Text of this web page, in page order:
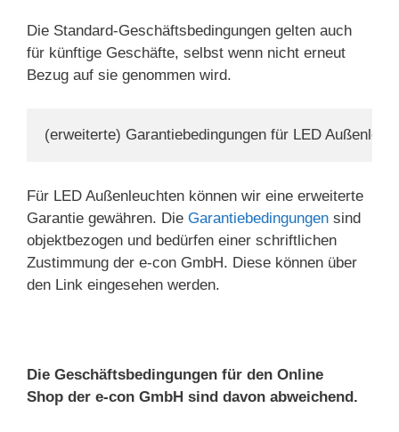
Die Standard-Geschäftsbedingungen gelten auch
für künftige Geschäfte, selbst wenn nicht erneut
Bezug auf sie genommen wird.
(erweiterte) Garantiebedingungen für LED
Für LED Außenleuchten können wir eine erweiterte
Garantie gewähren. Die Garantiebedingungen sind
objektbezogen und bedürfen einer schriftlichen
Zustimmung der e-con GmbH. Diese können über
den Link eingesehen werden.
Die Geschäftsbedingungen für den Online
Shop der e-con GmbH sind davon abweichend.